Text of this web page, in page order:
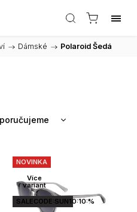
/ Dámské / Polaroid Šedá
NOVINKA
Více
variant
SALECODE:SUN10:10:%